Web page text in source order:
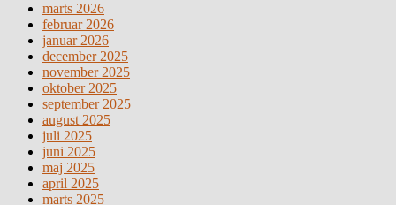
marts 2026
februar 2026
januar 2026
december 2025
november 2025
oktober 2025
september 2025
august 2025
juli 2025
juni 2025
maj 2025
april 2025
marts 2025